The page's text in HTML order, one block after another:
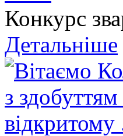
Конкурс
Детальніше